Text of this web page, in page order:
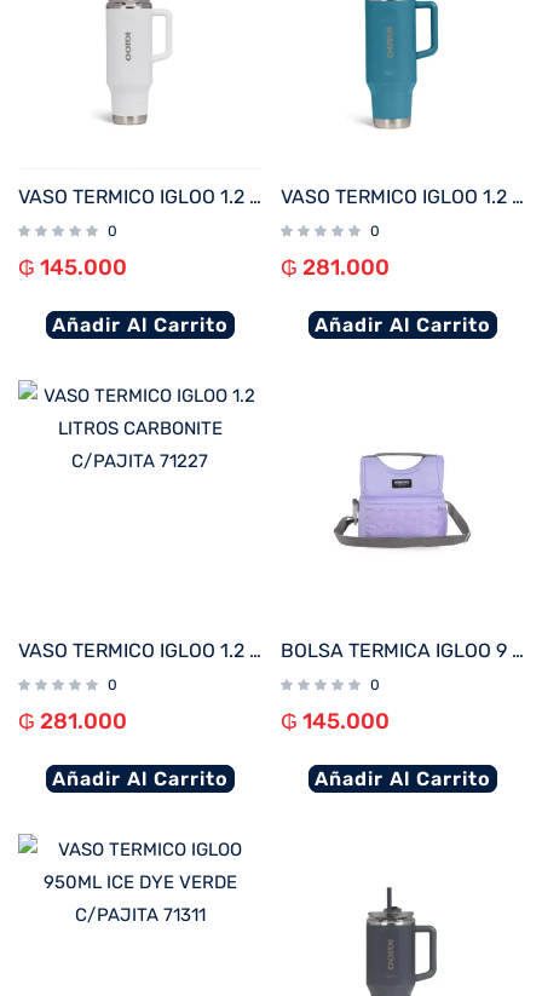
VASO TERMICO IGLOO 1.2 LITROS BLANCO C/PAJITA 71226
0
₲ 145.000
Añadir Al Carrito
VASO TERMICO IGLOO 1.2 LITROS AZUL MODERNO C/PAJITA 71228
0
₲ 281.000
Añadir Al Carrito
VASO TERMICO IGLOO 1.2 LITROS CARBONITE C/PAJITA 71227
0
₲ 281.000
Añadir Al Carrito
BOLSA TERMICA IGLOO 9 LATAS GRIPPER 9 LILA 63153
0
₲ 145.000
Añadir Al Carrito